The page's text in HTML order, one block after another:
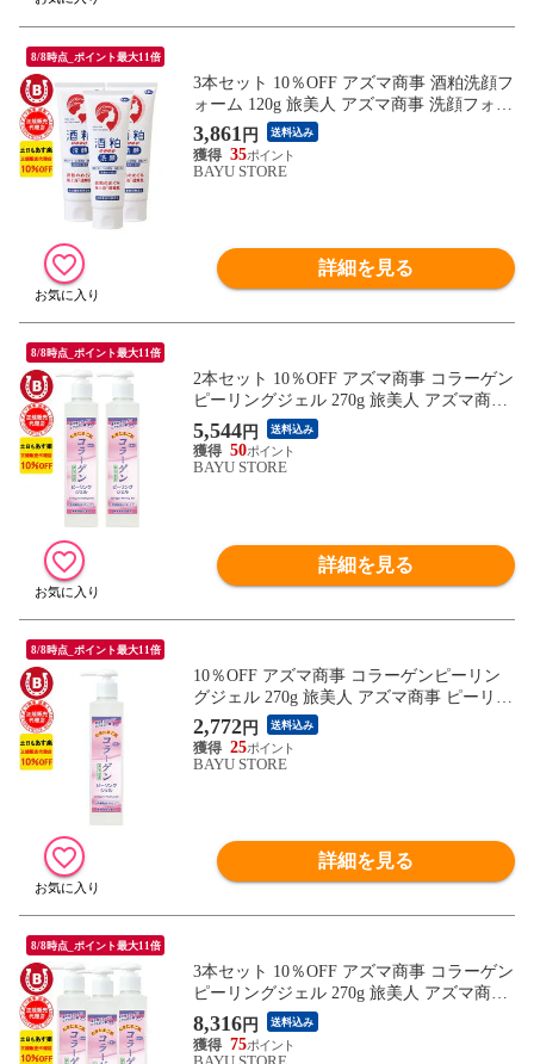
8/8時点_ポイント最大11倍
3本セット 10％OFF アズマ商事 酒粕洗顔フ
ォーム 120g 旅美人 アズマ商事 洗顔フォー
ム 洗顔クリーム 乾燥肌 敏感肌 アズマ商事
酒粕 旅美人酒粕 アズマ商事 酒粕洗顔 旅美
人酒粕石鹸 旅美人洗顔フォーム くすみ 乾
3,861 円 送料込み
35
BAYU STORE
詳細を見る
8/8時点_ポイント最大11倍
2本セット 10％OFF アズマ商事 コラーゲン
ピーリングジェル 270g 旅美人 アズマ商事
ピーリング ジェル コラーゲンシリーズ コ
ラーゲン 角質ケア 毛穴 敏感肌 ピーリング
ジェル たまご肌 毛穴ケア アズマ商事ピー
5,544円 送料込み
50
BAYU STORE
詳細を見る
8/8時点_ポイント最大11倍
10％OFF アズマ商事 コラーゲンピーリン
グジェル 270g 旅美人 アズマ商事 ピーリン
グ ジェル コラーゲンシリーズ コラーゲン
角質ケア 毛穴 敏感肌 ピーリングジェル た
まご肌 毛穴ケア アズマ商事ピーリングジ
2,772円 送料込み
25
BAYU STORE
詳細を見る
8/8時点_ポイント最大11倍
3本セット 10％OFF アズマ商事 コラーゲン
ピーリングジェル 270g 旅美人 アズマ商事
ピーリング ジェル コラーゲンシリーズ コ
ラーゲン 角質ケア 毛穴 敏感肌 ピーリング
ジェル たまご肌 毛穴ケア アズマ商事ピー
8,316円 送料込み
75